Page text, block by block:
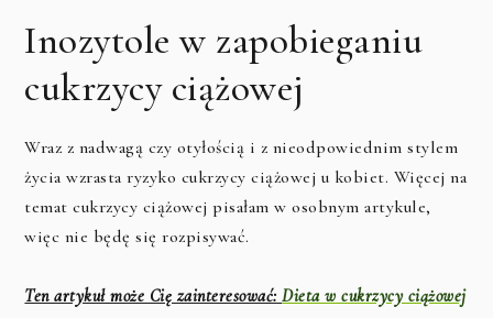
Inozytole w zapobieganiu
cukrzycy ciążowej
Wraz z nadwagą czy otyłością i z nieodpowiednim stylem
życia wzrasta ryzyko cukrzycy ciążowej u kobiet. Więcej na
temat cukrzycy ciążowej pisałam w osobnym artykule,
więc nie będę się rozpisywać.
Ten artykuł może Cię zainteresować:Dieta w cukrzycy ciążowej